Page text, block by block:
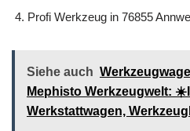
Profi Werkzeug in 76855
Siehe auch
Mephisto Werkzeugwelt:
Werkstattwagen,